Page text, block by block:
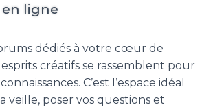
en ligne
dédiés à votre cœur de
créatifs se rassemblent pour
C’est l’espace idéal
veille, poser vos questions et